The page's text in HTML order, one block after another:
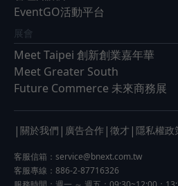
EventGO活動平台
展會
Meet Taipei 創新創業嘉年華
Meet Greater South
Future Commerce 未來商務展
| 關於我們 | 廣告合作 | 徵才 | 隱私權政
客服信箱： service@bnext.com.tw
客服專線：886-2-87716326